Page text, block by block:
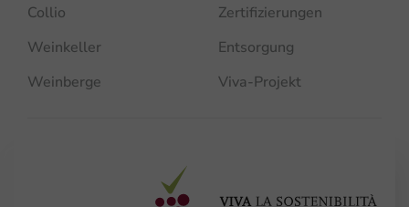
Collio
Weinkeller
Weinberge
Zertifizierungen
Entsorgung
Viva-Projekt